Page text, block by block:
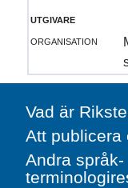
utgivare
organisation
Vad är
Att publicera
Andra språk-